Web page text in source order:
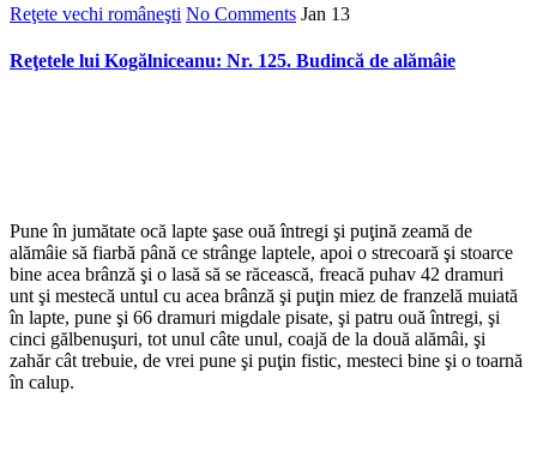
Reţete vechi româneşti No Comments Jan 13
Reţetele lui Kogălniceanu: Nr. 125. Budincă de alămâie
Pune în jumătate ocă lapte şase ouă întregi şi puţină zeamă de
alămâie să fiarbă până ce strânge laptele, apoi o strecoară şi stoarce
bine acea brânză şi o lasă să se răcească, freacă puhav 42 dramuri
unt şi mestecă untul cu acea brânză şi puţin miez de franzelă muiată
în lapte, pune şi 66 dramuri migdale pisate, şi patru ouă întregi, şi
cinci gălbenuşuri, tot unul câte unul, coajă de la două alămâi, şi
zahăr cât trebuie, de vrei pune şi puţin fistic, mesteci bine şi o toarnă
în calup.